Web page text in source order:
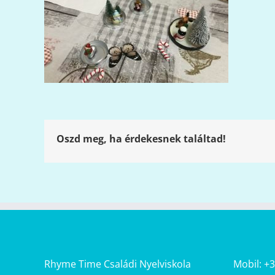
Oszd meg, ha érdekesnek találtad!
Rhyme Time Családi Nyelviskola Mobil: